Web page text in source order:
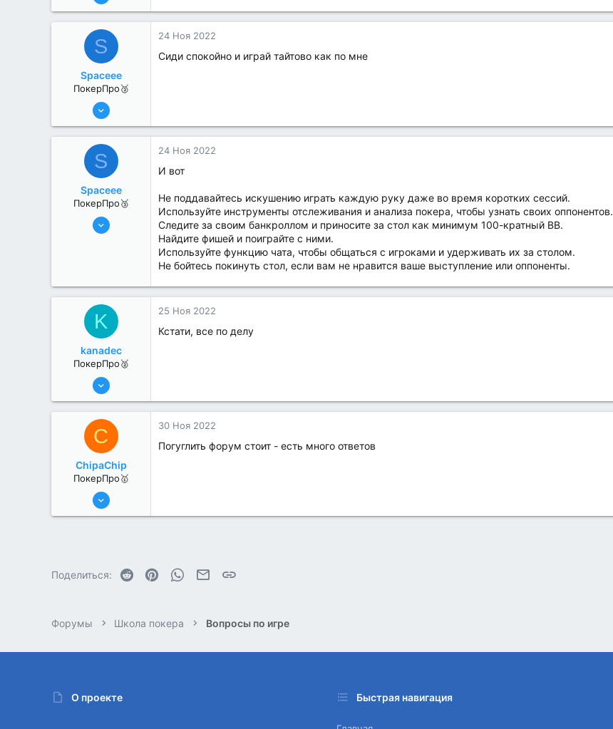
0
S
Spaceee
ПокерПро🥉
11 Авг 2022
1
24 Ноя 2022
Сиди спокойно и играй тайтово как по мне
S
Spaceee
ПокерПро🥉
11 Авг 2022
24 Ноя 2022
И вот
Не поддавайтесь искушению играть каждую руку даже во время коротких сессий.
Используйте инструменты отслеживания и анализа покера, чтобы узнать своих оппонентов.
Следите за своим банкроллом и приносите за стол как минимум 100-кратный BB.
Найдите фишей и поиграйте с ними.
Используйте функцию чата, чтобы общаться с игроками и удерживать их за столом.
Не бойтесь покинуть стол, если вам не нравится ваше выступление или оппоненты.
K
kanadec
ПокерПро🥈
17 Авг 2022
0
25 Ноя 2022
Кстати, все по делу
C
ChipaChip
ПокерПро🥇
8 Июн 2022
30 Ноя 2022
Погуглить форум стоит - есть много ответов
Поделиться: Reddit PinterestWhatsAppЭлектронная почта
Форумы Школа покера Вопросы по игре
О проекте Быстрая навигация